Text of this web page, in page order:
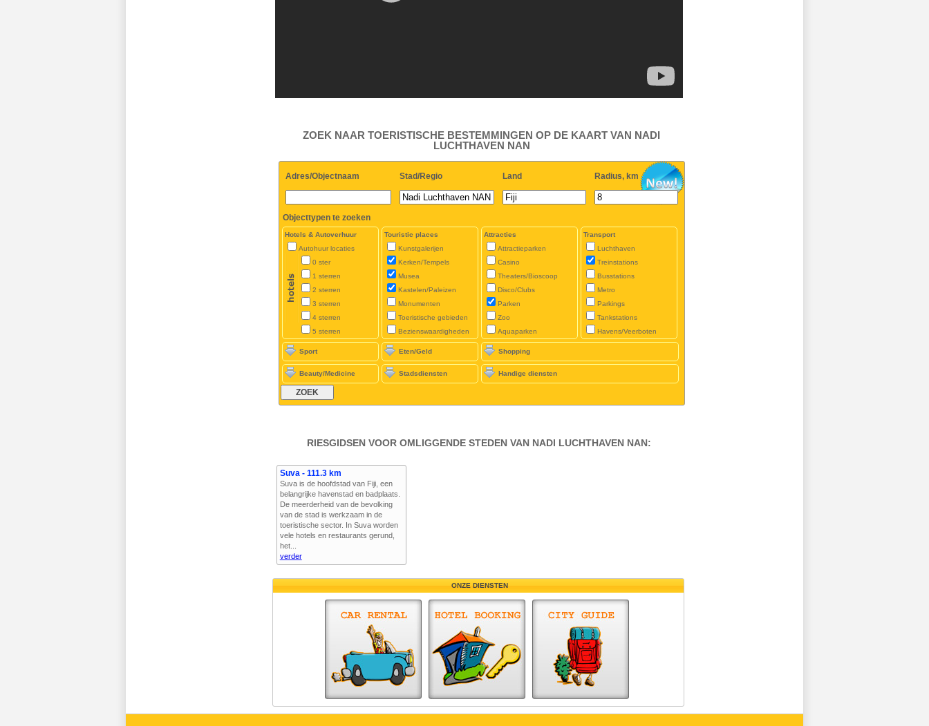
ZOEK NAAR TOERISTISCHE BESTEMMINGEN OP DE KAART VAN NADI
LUCHTHAVEN NAN
Adres/Objectnaam Stad/Regio Land Radius, km
Objecttypen te zoeken
Hotels & Autoverhuur
Autohuur locaties
0 ster
1 sterren
2 sterren
3 sterren
4 sterren
5 sterren
Touristic places
Kunstgalerijen
Kerken/Tempels
Musea
Kastelen/Paleizen
Monumenten
Toeristische gebieden
Bezienswaardigheden
Attracties
Attractieparken
Casino
Theaters/Bioscoop
Disco/Clubs
Parken
Zoo
Aquaparken
Transport
Luchthaven
Treinstations
Busstations
Metro
Parkings
Tankstations
Havens/Veerboten
Sport Eten/Geld Shopping
Beauty/Medicine Stadsdiensten Handige diensten
RIESGIDSEN VOOR OMLIGGENDE STEDEN VAN NADI LUCHTHAVEN NAN:
Suva - 111.3 km
Suva is de hoofdstad van Fiji, een
belangrijke havenstad en badplaats.
De meerderheid van de bevolking
van de stad is werkzaam in de
toeristische sector. In Suva worden
vele hotels en restaurants gerund,
het...
verder
ONZE DIENSTEN